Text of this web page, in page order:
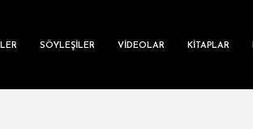
SÖYLEŞILER VIDEOLAR KITAPLAR